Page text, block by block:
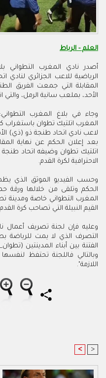
العلم - الرباط
أصدر نادي المغرب التطواني
الرياضية للاعب الجزائري لنادي
المقابلة التي جمعت الفريق
الأحد، بملعب سانية الرمل، والتي
وجاء في بلاغ المغرب
المغرب اتلتيك تطوان باستغراب
لاعب نادي اتحاد طنجة ذو (ذي)
بعد إعلان الحكم عن نهاية
الاحترافية لكرة القدم.
وحسب الفيديو الموثق الذي
الحكم وتلقى من خلالها ورقة
المغرب التطواني خاصة ومدينة
القيم النبيلة التي تصاحب كرة
وعليه فإن لجنة تصريف أعمال
التصرف الذي لا يمت للرياضة
الفتنة بين أبناء المدينتين
وبالتالي فاللجنة تحتفظ لنفسها
اللازمة".
< >